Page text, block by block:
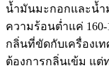
น้ำมันมะกอกและน้ำ
ความร้อนต่ำแค่
กลิ่นที่ขัดกับเครื่องเ
ต้องการกลิ่นเข้ม แ